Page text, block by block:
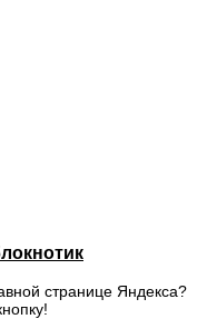
странице Яндекса?